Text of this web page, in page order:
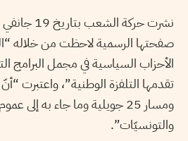
نشرت حركة الشعب بتاريخ 19 جانفي 2022
صفحتها الرسمية لاحظت من خلاله
الأحزاب السياسية في مجمل البرامج
تقدمها التلفزة الوطنية”، واعتبرت
ومسار 25 جويلية وما جاء به إلى
والتونسيّات”.